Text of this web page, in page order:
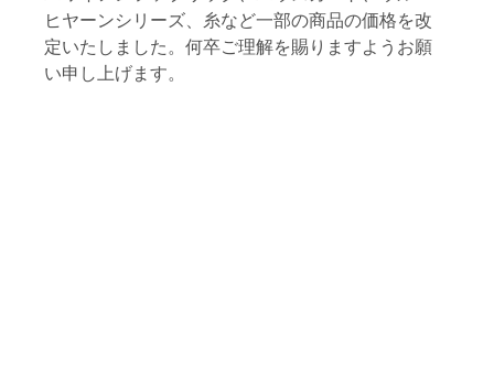
ヒヤーンシリーズ、糸など一部の商品の価格を改
定いたしました。何卒ご理解を賜りますようお願
い申し上げます。